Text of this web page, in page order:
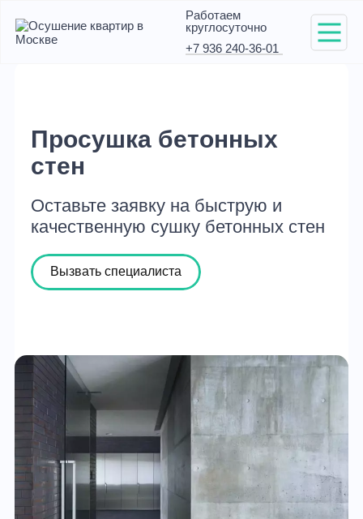
Работаем
круглосуточно
+7 936 240-36-01
Просушка бетонных
стен
Оставьте заявку на быструю и
качественную сушку бетонных стен
Вызвать специалиста